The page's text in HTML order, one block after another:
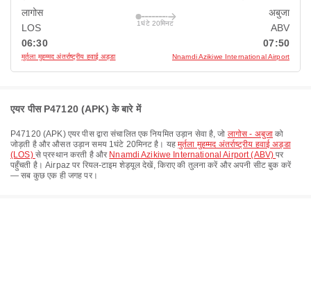
लागोस
LOS
06:30
मुर्तला मुहम्मद अंतर्राष्ट्रीय हवाई अड्डा
1घंटे 20मिनट
अबुजा
ABV
07:50
Nnamdi Azikiwe International Airport
एयर पीस P47120 (APK) के बारे में
P47120(APK) एयर पीसद्वारा संचालित एक नियमित उड़ान सेवा है, जो लागोस - अबुजा को
जोड़ती है और औसत उड़ान समय 1घंटे 20मिनट है। यहमुर्तला मुहम्मद अंतर्राष्ट्रीय हवाई अड्डा
(LOS) से प्रस्थान करती है और Nnamdi Azikiwe International Airport (ABV)पर
पहुँचती है। Airpaz पर रियल-टाइम शेड्यूल देखें, किराए की तुलना करें और अपनी सीट बुक करें
— सब कुछ एक ही जगह पर।